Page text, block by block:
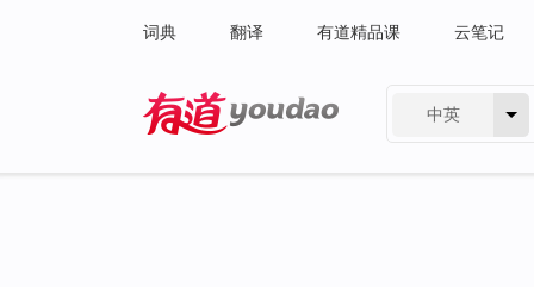
词典 翻译 有道精品课 云笔记
中英